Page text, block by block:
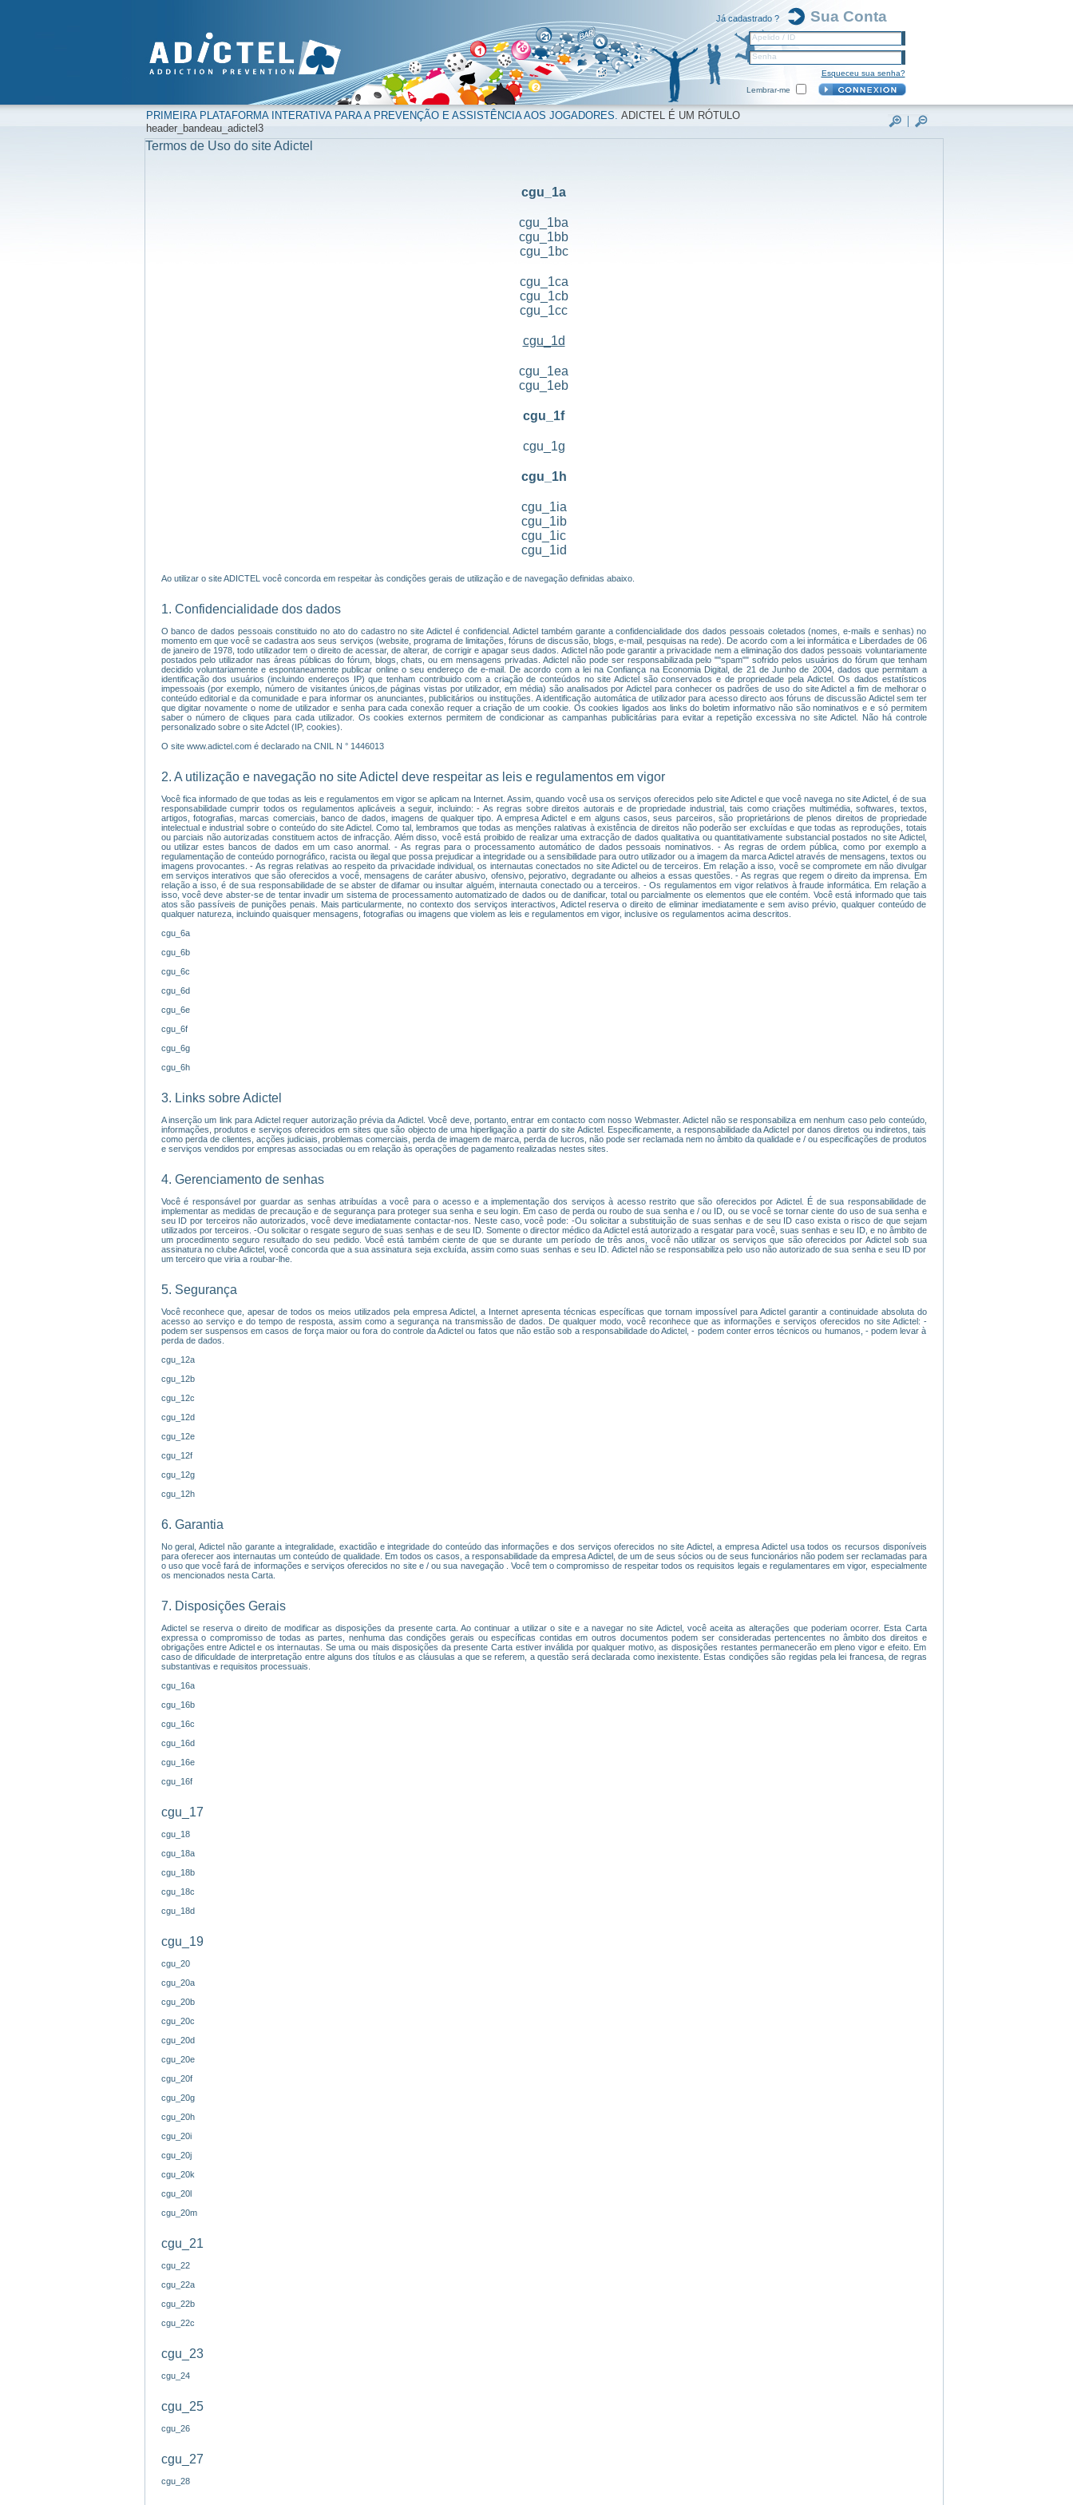
Já cadastrado ? Sua Conta
Apelido / ID
Senha
Esqueceu sua senha?
Lembrar-me
PRIMEIRA PLATAFORMA INTERATIVA PARA A PREVENÇÃO E ASSISTÊNCIA AOS JOGADORES. ADICTEL É UM RÓTULO
header_bandeau_adictel3
Termos de Uso do site Adictel
cgu_1a
cgu_1ba
cgu_1bb
cgu_1bc
cgu_1ca
cgu_1cb
cgu_1cc
cgu_1d
cgu_1ea
cgu_1eb
cgu_1f
cgu_1g
cgu_1h
cgu_1ia
cgu_1ib
cgu_1ic
cgu_1id
Ao utilizar o site ADICTEL você concorda em respeitar às condições gerais de utilização e de navegação definidas abaixo.
1. Confidencialidade dos dados
O banco de dados pessoais constituido no ato do cadastro no site Adictel é confidencial. Adictel também garante a confidencialidade dos dados pessoais coletados (nomes, e-mails e senhas) no
momento em que você se cadastra aos seus serviços (website, programa de limitações, fóruns de discussão, blogs, e-mail, pesquisas na rede). De acordo com a lei informática e Liberdades de 06
de janeiro de 1978, todo utilizador tem o direito de acessar, de alterar, de corrigir e apagar seus dados. Adictel não pode garantir a privacidade nem a eliminação dos dados pessoais voluntariamente
postados pelo utilizador nas áreas públicas do fórum, blogs, chats, ou em mensagens privadas. Adictel não pode ser responsabilizada pelo ""spam"" sofrido pelos usuários do fórum que tenham
decidido voluntariamente e espontaneamente publicar online o seu endereço de e-mail. De acordo com a lei na Confiança na Economia Digital, de 21 de Junho de 2004, dados que permitam a
identificação dos usuários (incluindo endereços IP) que tenham contribuido com a criação de conteúdos no site Adictel são conservados e de propriedade pela Adictel. Os dados estatísticos
impessoais (por exemplo, número de visitantes únicos,de páginas vistas por utilizador, em média) são analisados por Adictel para conhecer os padrões de uso do site Adictel a fim de melhorar o
conteúdo editorial e da comunidade e para informar os anunciantes, publicitários ou instituções. A identificação automática de utilizador para acesso directo aos fóruns de discussão Adictel sem ter
que digitar novamente o nome de utilizador e senha para cada conexão requer a criação de um cookie. Os cookies ligados aos links do boletim informativo não são nominativos e e só permitem
saber o número de cliques para cada utilizador. Os cookies externos permitem de condicionar as campanhas publicitárias para evitar a repetição excessiva no site Adictel. Não há controle
personalizado sobre o site Adctel (IP, cookies).
O site www.adictel.com é declarado na CNIL N ° 1446013
2. A utilização e navegação no site Adictel deve respeitar as leis e regulamentos em vigor
Você fica informado de que todas as leis e regulamentos em vigor se aplicam na Internet. Assim, quando você usa os serviços oferecidos pelo site Adictel e que você navega no site Adictel, é de sua
responsabilidade cumprir todos os regulamentos aplicáveis a seguir, incluindo: - As regras sobre direitos autorais e de propriedade industrial, tais como criações multimédia, softwares, textos,
artigos, fotografias, marcas comerciais, banco de dados, imagens de qualquer tipo. A empresa Adictel e em alguns casos, seus parceiros, são proprietárions de plenos direitos de propriedade
intelectual e industrial sobre o conteúdo do site Adictel. Como tal, lembramos que todas as menções ralativas à existência de direitos não poderão ser excluídas e que todas as reproduções, totais
ou parciais não autorizadas constituem actos de infracção. Além disso, você está proibido de realizar uma extracção de dados qualitativa ou quantitativamente substancial postados no site Adictel,
ou utilizar estes bancos de dados em um caso anormal. - As regras para o processamento automático de dados pessoais nominativos. - As regras de ordem pública, como por exemplo a
regulamentação de conteúdo pornográfico, racista ou ilegal que possa prejudicar a integridade ou a sensibilidade para outro utilizador ou a imagem da marca Adictel através de mensagens, textos ou
imagens provocantes. - As regras relativas ao respeito da privacidade individual, os internautas conectados no site Adictel ou de terceiros. Em relação a isso, você se compromete em não divulgar
em serviços interativos que são oferecidos a você, mensagens de caráter abusivo, ofensivo, pejorativo, degradante ou alheios a essas questões. - As regras que regem o direito da imprensa. Em
relação a isso, é de sua responsabilidade de se abster de difamar ou insultar alguém, internauta conectado ou a terceiros. - Os regulamentos em vigor relativos à fraude informática. Em relação a
isso, você deve abster-se de tentar invadir um sistema de processamento automatizado de dados ou de danificar, total ou parcialmente os elementos que ele contém. Você está informado que tais
atos são passíveis de punições penais. Mais particularmente, no contexto dos serviços interactivos, Adictel reserva o direito de eliminar imediatamente e sem aviso prévio, qualquer conteúdo de
qualquer natureza, incluindo quaisquer mensagens, fotografias ou imagens que violem as leis e regulamentos em vigor, inclusive os regulamentos acima descritos.
cgu_6a
cgu_6b
cgu_6c
cgu_6d
cgu_6e
cgu_6f
cgu_6g
cgu_6h
3. Links sobre Adictel
A inserção um link para Adictel requer autorização prévia da Adictel. Você deve, portanto, entrar em contacto com nosso Webmaster. Adictel não se responsabiliza em nenhum caso pelo conteúdo,
informações, produtos e serviços oferecidos em sites que são objecto de uma hiperligação a partir do site Adictel. Especificamente, a responsabilidade da Adictel por danos diretos ou indiretos, tais
como perda de clientes, acções judiciais, problemas comerciais, perda de imagem de marca, perda de lucros, não pode ser reclamada nem no âmbito da qualidade e / ou especificações de produtos
e serviços vendidos por empresas associadas ou em relação às operações de pagamento realizadas nestes sites.
4. Gerenciamento de senhas
Você é responsável por guardar as senhas atribuídas a você para o acesso e a implementação dos serviços à acesso restrito que são oferecidos por Adictel. É de sua responsabilidade de
implementar as medidas de precaução e de segurança para proteger sua senha e seu login. Em caso de perda ou roubo de sua senha e / ou ID, ou se você se tornar ciente do uso de sua senha e
seu ID por terceiros não autorizados, você deve imediatamente contactar-nos. Neste caso, você pode: -Ou solicitar a substituição de suas senhas e de seu ID caso exista o risco de que sejam
utilizados por terceiros. -Ou solicitar o resgate seguro de suas senhas e de seu ID. Somente o director médico da Adictel está autorizado a resgatar para você, suas senhas e seu ID, e no âmbito de
um procedimento seguro resultado do seu pedido. Você está também ciente de que se durante um período de três anos, você não utilizar os serviços que são oferecidos por Adictel sob sua
assinatura no clube Adictel, você concorda que a sua assinatura seja excluída, assim como suas senhas e seu ID. Adictel não se responsabiliza pelo uso não autorizado de sua senha e seu ID por
um terceiro que viria a roubar-lhe.
5. Segurança
Você reconhece que, apesar de todos os meios utilizados pela empresa Adictel, a Internet apresenta técnicas específicas que tornam impossível para Adictel garantir a continuidade absoluta do
acesso ao serviço e do tempo de resposta, assim como a segurança na transmissão de dados. De qualquer modo, você reconhece que as informações e serviços oferecidos no site Adictel: -
podem ser suspensos em casos de força maior ou fora do controle da Adictel ou fatos que não estão sob a responsabilidade do Adictel, - podem conter erros técnicos ou humanos, - podem levar à
perda de dados.
cgu_12a
cgu_12b
cgu_12c
cgu_12d
cgu_12e
cgu_12f
cgu_12g
cgu_12h
6. Garantia
No geral, Adictel não garante a integralidade, exactidão e integridade do conteúdo das informações e dos serviços oferecidos no site Adictel, a empresa Adictel usa todos os recursos disponíveis
para oferecer aos internautas um conteúdo de qualidade. Em todos os casos, a responsabilidade da empresa Adictel, de um de seus sócios ou de seus funcionários não podem ser reclamadas para
o uso que você fará de informações e serviços oferecidos no site e / ou sua navegação . Você tem o compromisso de respeitar todos os requisitos legais e regulamentares em vigor, especialmente
os mencionados nesta Carta.
7. Disposições Gerais
Adictel se reserva o direito de modificar as disposições da presente carta. Ao continuar a utilizar o site e a navegar no site Adictel, você aceita as alterações que poderiam ocorrer. Esta Carta
expressa o compromisso de todas as partes, nenhuma das condições gerais ou específicas contidas em outros documentos podem ser consideradas pertencentes no âmbito dos direitos e
obrigações entre Adictel e os internautas. Se uma ou mais disposições da presente Carta estiver inválida por qualquer motivo, as disposições restantes permanecerão em pleno vigor e efeito. Em
caso de dificuldade de interpretação entre alguns dos títulos e as cláusulas a que se referem, a questão será declarada como inexistente. Estas condições são regidas pela lei francesa, de regras
substantivas e requisitos processuais.
cgu_16a
cgu_16b
cgu_16c
cgu_16d
cgu_16e
cgu_16f
cgu_17
cgu_18
cgu_18a
cgu_18b
cgu_18c
cgu_18d
cgu_19
cgu_20
cgu_20a
cgu_20b
cgu_20c
cgu_20d
cgu_20e
cgu_20f
cgu_20g
cgu_20h
cgu_20i
cgu_20j
cgu_20k
cgu_20l
cgu_20m
cgu_21
cgu_22
cgu_22a
cgu_22b
cgu_22c
cgu_23
cgu_24
cgu_25
cgu_26
cgu_27
cgu_28